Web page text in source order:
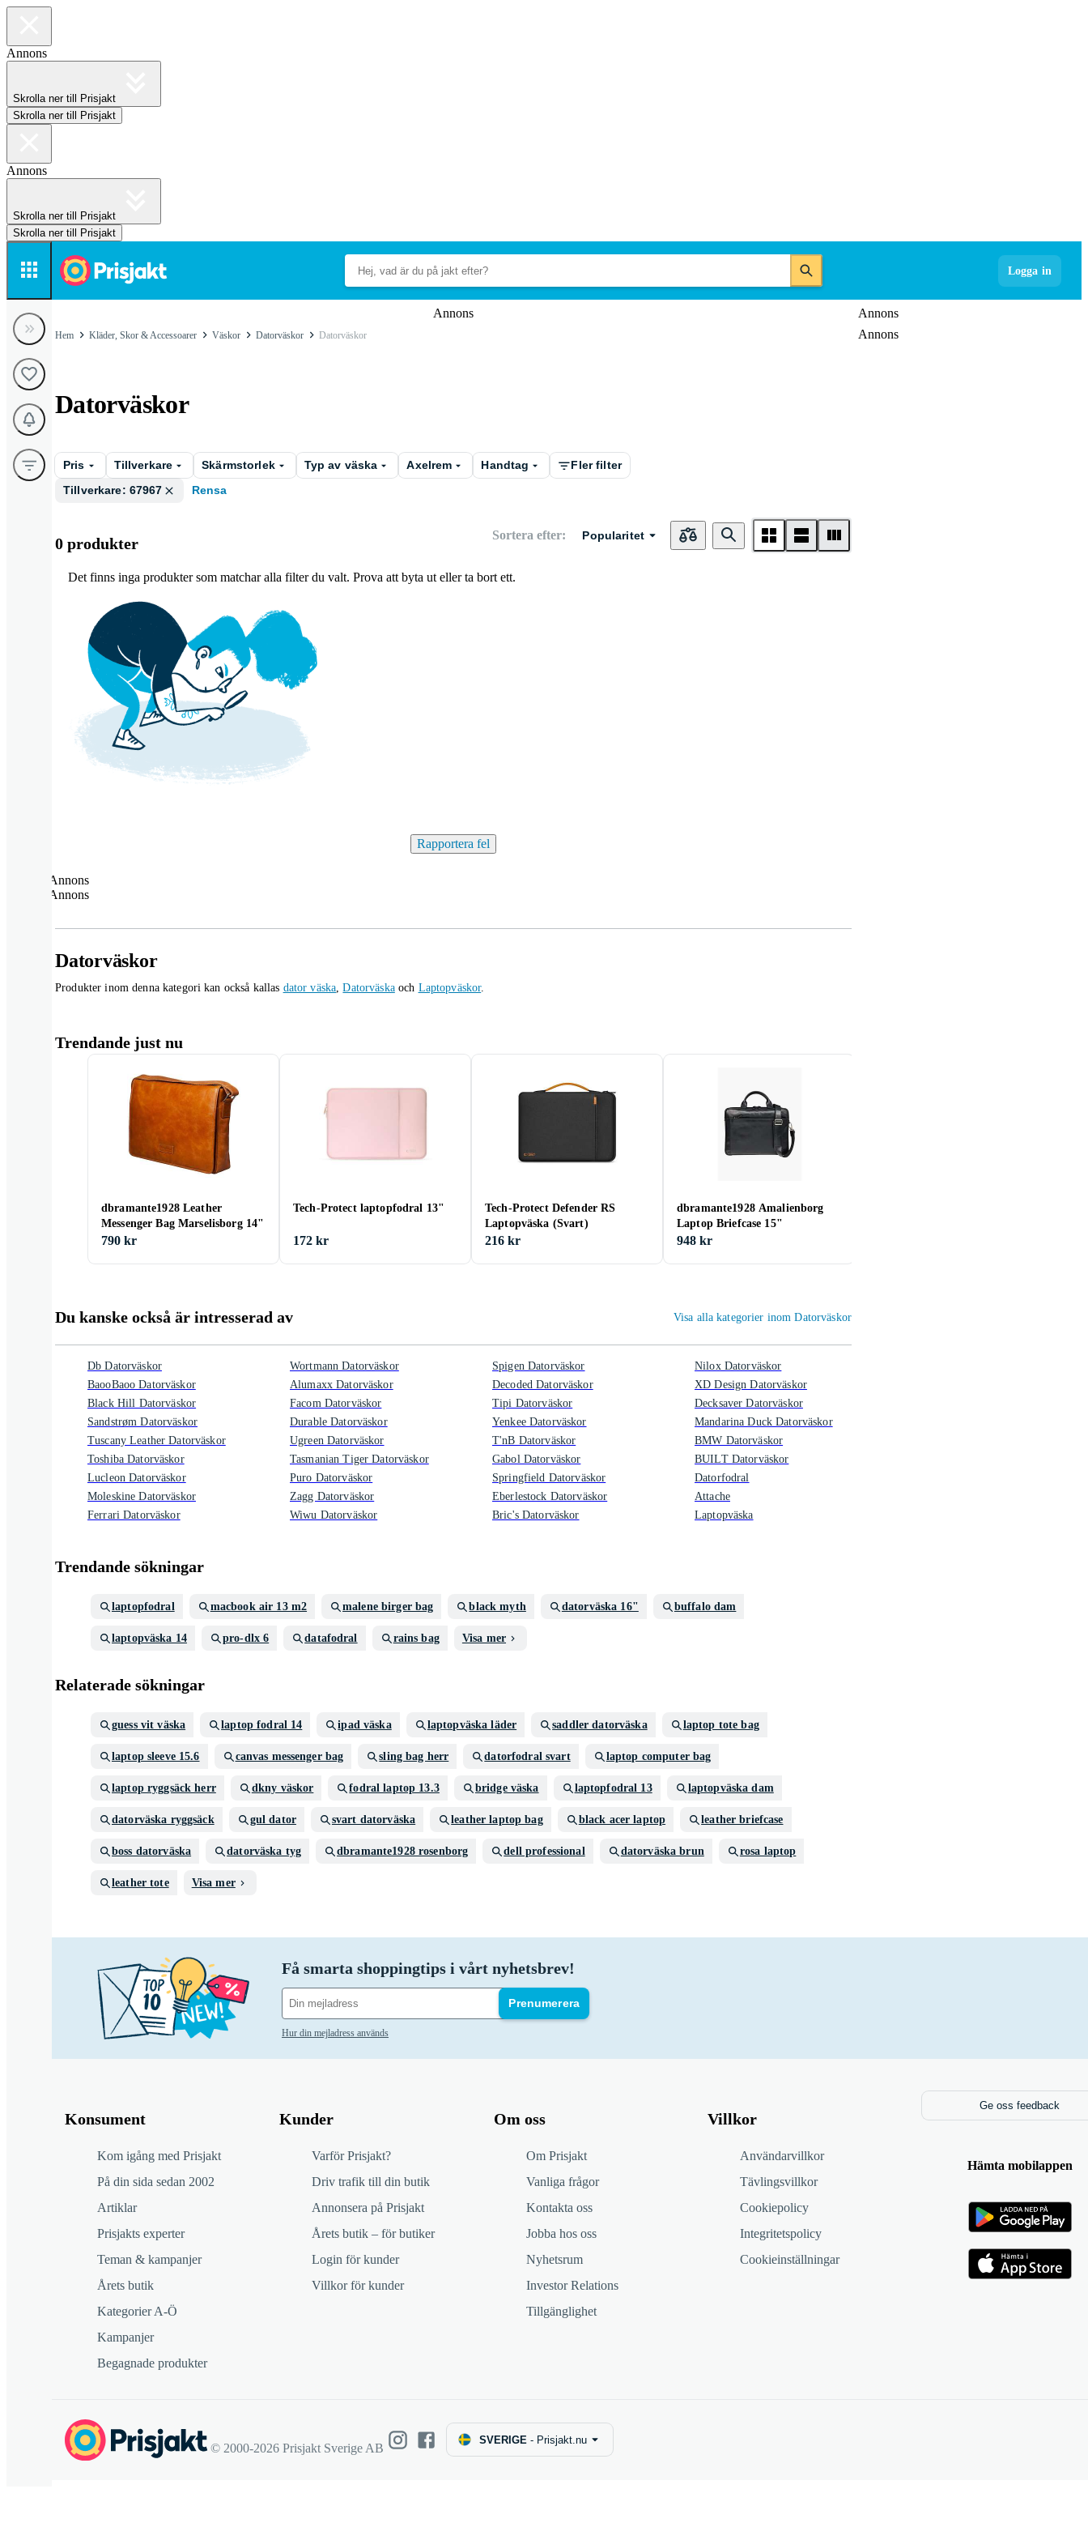
Annons
Skrolla ner till Prisjakt
Skrolla ner till Prisjakt
Annons
Skrolla ner till Prisjakt
Skrolla ner till Prisjakt
Logga in
Annons
Annons
Annons
Hem Kläder, Skor & Accessoarer Väskor Datorväskor Datorväskor
Datorväskor
Pris Tillverkare Skärmstorlek Typ av väska Axelrem Handtag
Fler filter
Tillverkare: 67967
Rensa
0 produkter Sortera efter: Popularitet
Det finns inga produkter som matchar alla filter du valt. Prova att byta ut eller ta bort ett.
Rapportera fel
Annons
Annons
Datorväskor
Produkter inom denna kategori kan också kallas dator väska,Datorväskaoch Laptopväskor.
Trendande just nu
dbramante1928 Leather
Messenger Bag Marselisborg 14"
790 kr
Tech-Protect laptopfodral 13"
172 kr
Tech-Protect Defender RS
Laptopväska (Svart)
216 kr
dbramante1928 Amalienborg
Laptop Briefcase 15"
948 kr
Du kanske också är intresserad av Visa alla kategorier inom Datorväskor
Db Datorväskor
BaooBaoo Datorväskor
Black Hill Datorväskor
Sandstrøm Datorväskor
Tuscany Leather Datorväskor
Toshiba Datorväskor
Lucleon Datorväskor
Moleskine Datorväskor
Ferrari Datorväskor
Wortmann Datorväskor
Alumaxx Datorväskor
Facom Datorväskor
Durable Datorväskor
Ugreen Datorväskor
Tasmanian Tiger Datorväskor
Puro Datorväskor
Zagg Datorväskor
Wiwu Datorväskor
Spigen Datorväskor
Decoded Datorväskor
Tipi Datorväskor
Yenkee Datorväskor
T'nB Datorväskor
Gabol Datorväskor
Springfield Datorväskor
Eberlestock Datorväskor
Bric's Datorväskor
Nilox Datorväskor
XD Design Datorväskor
Decksaver Datorväskor
Mandarina Duck Datorväskor
BMW Datorväskor
BUILT Datorväskor
Datorfodral
Attache
Laptopväska
Trendande sökningar
laptopfodral macbook air 13 m2 malene birger bag black myth datorväska 16" buffalo dam
laptopväska 14 pro-dlx 6 datafodral rains bag Visa mer
Relaterade sökningar
guess vit väska laptop fodral 14 ipad väska laptopväska läder saddler datorväska laptop tote bag
laptop sleeve 15.6 canvas messenger bag sling bag herr datorfodral svart laptop computer bag
laptop ryggsäck herr dkny väskor fodral laptop 13.3 bridge väska laptopfodral 13 laptopväska dam
datorväska ryggsäck gul dator svart datorväska leather laptop bag black acer laptop leather briefcase
boss datorväska datorväska tyg dbramante1928 rosenborg dell professional datorväska brun rosa laptop
leather tote Visa mer
Få smarta shoppingtips i vårt nyhetsbrev!
Prenumerera
Hur din mejladress används
Konsument
Kom igång med Prisjakt
På din sida sedan 2002
Artiklar
Prisjakts experter
Teman & kampanjer
Årets butik
Kategorier A-Ö
Kampanjer
Begagnade produkter
Kunder
Varför Prisjakt?
Driv trafik till din butik
Annonsera på Prisjakt
Årets butik – för butiker
Login för kunder
Villkor för kunder
Om oss
Om Prisjakt
Vanliga frågor
Kontakta oss
Jobba hos oss
Nyhetsrum
Investor Relations
Tillgänglighet
Villkor
Användarvillkor
Tävlingsvillkor
Cookiepolicy
Integritetspolicy
Cookieinställningar
Ge oss feedback
Hämta mobilappen
© 2000-2026 Prisjakt Sverige AB
SVERIGE - Prisjakt.nu